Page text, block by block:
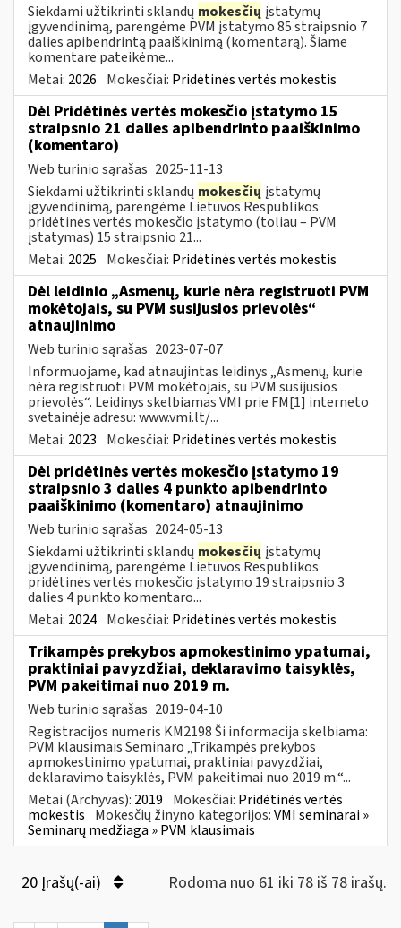
Siekdami užtikrinti sklandų mokesčių įstatymų
įgyvendinimą, parengėme PVM įstatymo 85 straipsnio 7
dalies apibendrintą paaiškinimą (komentarą). Šiame
komentare pateikėme...
Metai: 2026 Mokesčiai: Pridėtinės vertės mokestis
Dėl Pridėtinės vertės mokesčio įstatymo 15
straipsnio 21 dalies apibendrinto paaiškinimo
(komentaro)
Web turinio sąrašas 2025-11-13
Siekdami užtikrinti sklandų mokesčių įstatymų
įgyvendinimą, parengėme Lietuvos Respublikos
pridėtinės vertės mokesčio įstatymo (toliau – PVM
įstatymas) 15 straipsnio 21...
Metai: 2025 Mokesčiai: Pridėtinės vertės mokestis
Dėl leidinio „Asmenų, kurie nėra registruoti PVM
mokėtojais, su PVM susijusios prievolės“
atnaujinimo
Web turinio sąrašas 2023-07-07
Informuojame, kad atnaujintas leidinys „Asmenų, kurie
nėra registruoti PVM mokėtojais, su PVM susijusios
prievolės“. Leidinys skelbiamas VMI prie FM[1] interneto
svetainėje adresu: www.vmi.lt/...
Metai: 2023 Mokesčiai: Pridėtinės vertės mokestis
Dėl pridėtinės vertės mokesčio įstatymo 19
straipsnio 3 dalies 4 punkto apibendrinto
paaiškinimo (komentaro) atnaujinimo
Web turinio sąrašas 2024-05-13
Siekdami užtikrinti sklandų mokesčių įstatymų
įgyvendinimą, parengėme Lietuvos Respublikos
pridėtinės vertės mokesčio įstatymo 19 straipsnio 3
dalies 4 punkto komentaro...
Metai: 2024 Mokesčiai: Pridėtinės vertės mokestis
Trikampės prekybos apmokestinimo ypatumai,
praktiniai pavyzdžiai, deklaravimo taisyklės,
PVM pakeitimai nuo 2019 m.
Web turinio sąrašas 2019-04-10
Registracijos numeris KM2198 Ši informacija skelbiama:
PVM klausimais Seminaro „Trikampės prekybos
apmokestinimo ypatumai, praktiniai pavyzdžiai,
deklaravimo taisyklės, PVM pakeitimai nuo 2019 m.“...
Metai (Archyvas): 2019 Mokesčiai: Pridėtinės vertės
mokestis Mokesčių žinyno kategorijos:VMI seminarai »
Seminarų medžiaga » PVM klausimais
20 Įrašų(-ai) Rodoma nuo 61 iki 78 iš 78 irašų.